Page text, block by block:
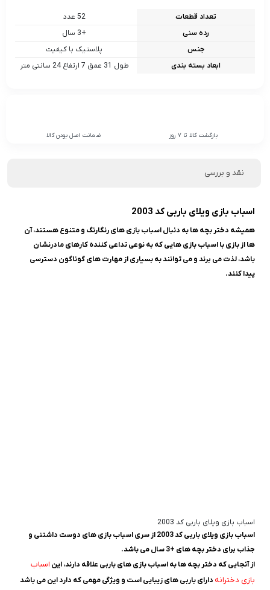
تعداد قطعات
52 عدد
رده سنی
+3 سال
جنس
پلاستیک با کیفیت
ابعاد بسته بندی
طول 31 عمق 7 ارتفاع 24 سانتی متر
بازگشت کالا تا 7 روز ضمانت اصل بودن کالا
نقد و بررسی
اسباب بازی ویلای باربی کد 2003
همیشه دختر بچه ها به دنبال اسباب بازی های رنگارنگ و متنوع هستند، آن
ها از بازی با اسباب بازی هایی که به نوعی تداعی کننده کارهای مادرنشان
باشد، لذت می برند و می توانند به بسیاری از مهارت های گوناگون دسترسی
پیدا کنند.
اسباب بازی ویلای باربی کد 2003
اسباب بازی ویلای باربی کد 2003 از سری اسباب بازی های دوست داشتنی و
جذاب برای دختر بچه های +3 سال می باشد.
از آنجایی که دختر بچه ها به اسباب بازی های باربی علاقه دارند، این اسباب
بازی دخترانه دارای باربی های زیبایی است و ویژگی مهمی که دارد این می باشد